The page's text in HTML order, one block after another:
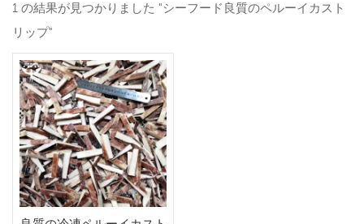
1 の結果が見つかりました "シーフード良質のペルーイカスト
リップ"